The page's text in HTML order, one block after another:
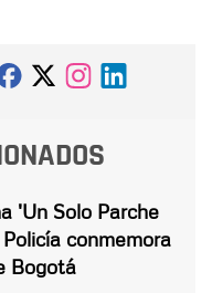
'Un Solo Parche
conmemora
Bogotá